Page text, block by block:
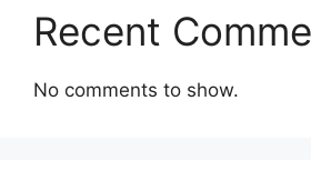
Recent
No comments to show.